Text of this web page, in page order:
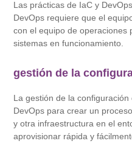
Las prácticas de IaC y
DevOps requiere que el
con el equipo de operaciones
sistemas en funcionamiento.
gestión de la
La gestión de la
DevOps para crear un
y otra infraestructura en el
aprovisionar rápida y